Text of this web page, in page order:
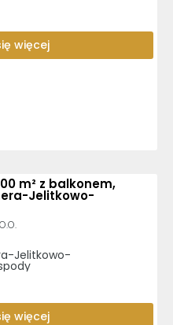
więcej
m² z balkonem,
Jelitkowo-
Jelitkowo-
więcej